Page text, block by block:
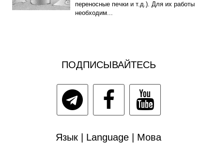
переносные печки и т.д.). Для их работы
необходим...
ПОДПИСЫВАЙТЕСЬ
Язык | Language | Мова